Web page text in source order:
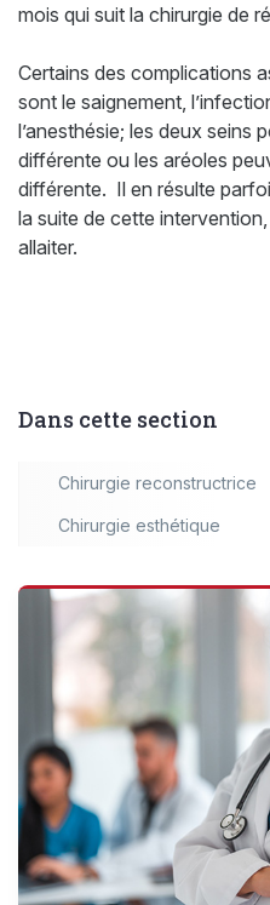
mois qui suit la chirurgie de
Certains des complications
sont le saignement,
l’anesthésie; les deux seins
différente ou les aréoles
différente. Il en résulte
la suite de cette
allaiter.
Dans cette section
Chirurgie reconstructrice
Chirurgie esthétique